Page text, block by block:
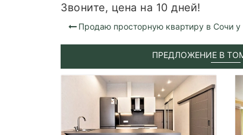
Звоните, цена на 10 дней!
Продаю просторную квартиру в Сочи
ПРЕДЛОЖЕНИЕ В